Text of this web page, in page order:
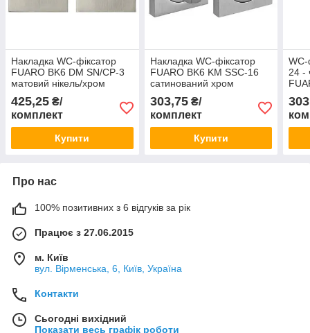
Накладка WC-фіксатор
FUARO BK6 DM SN/CP-3
матовий нікель/хром
425,25 ₴/
комплект
Купити
Накладка WC-фіксатор
FUARO BK6 KM SSC-16
сатинований хром
303,75₴/
комплект
Купити
WC-
24 -
Про нас
100% позитивних з 6 відгуків за рік
Працює з 27.06.2015
м. Київ
вул. Вірменська, 6, Київ, Україна
Контакти
Сьогодні вихідний
Показати весь графік роботи